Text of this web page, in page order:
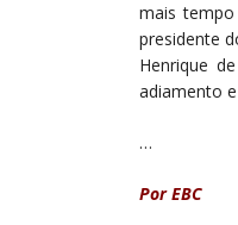
mais
presidente
Henrique
adiamento
…
Por EBC